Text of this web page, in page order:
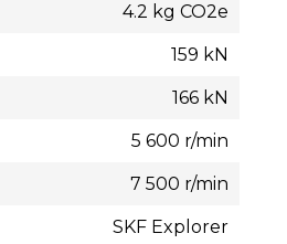
4.2 kg CO2e
159 kN
166 kN
5 600 r/min
7 500 r/min
SKF Explorer